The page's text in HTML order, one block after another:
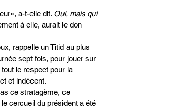
a-t-elle dit. Oui, mais qui
à elle, aurait le don
rappelle un Titid au plus
sept fois, pour jouer sur
le respect pour la
et indécent.
ce stratagème, ce
cercueil du président a été